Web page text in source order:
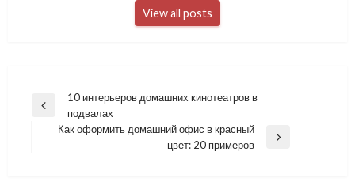
View all posts
Навигация
Previous
10 интерьеров домашних кинотеатров в
подвалах
Как оформить домашний офис в красный
цвет: 20 примеров